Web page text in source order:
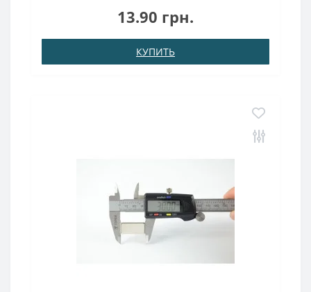
Ni)Намагничивание: N38Сцепление прибл.: 1
13.90 грн.
КУПИТЬ